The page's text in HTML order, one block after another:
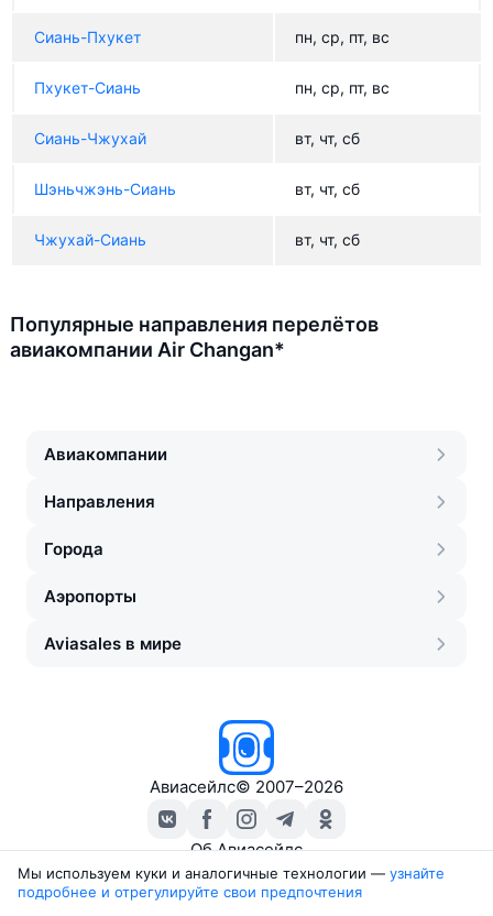
Сиань-Пхукет пн, ср, пт, вс
Пхукет-Сиань пн, ср, пт, вс
Сиань-Чжухай вт, чт, сб
Шэньчжэнь-Сиань вт, чт, сб
Чжухай-Сиань вт, чт, сб
Популярные направления перелётов
авиакомпании Air Changan*
Авиакомпании
Направления
Города
Аэропорты
Aviasales в мире
Авиасейлс© 2007–2026
Об Авиасейлс
Пресс‑центр
Travelpayouts
Мы используем куки и аналогичные технологии — узнайте
подробнее и отрегулируйте свои предпочтения